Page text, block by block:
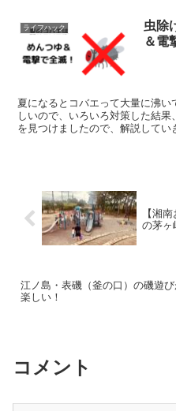
ライフハック
虫除
＆電
夏になるとコバエって大量に沸
しいので、いろいろ対策した結
を見つけましたので、解説してい
【湘
の茅ヶ
江ノ島・表磯（釜の口）の磯遊
楽しい！
コメント